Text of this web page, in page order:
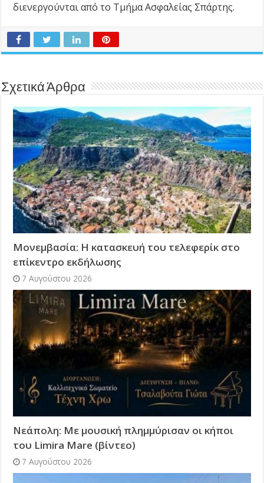
διενεργούνται από το Τμήμα Ασφαλείας Σπάρτης.
Σχετικά Άρθρα
Μονεμβασία: Η κατασκευή του τελεφερίκ στο
επίκεντρο εκδήλωσης
7 Αυγούστου 2026
Νεάπολη: Με μουσική πλημμύρισαν οι κήποι
του Limira Mare (βίντεο)
7 Αυγούστου 2026